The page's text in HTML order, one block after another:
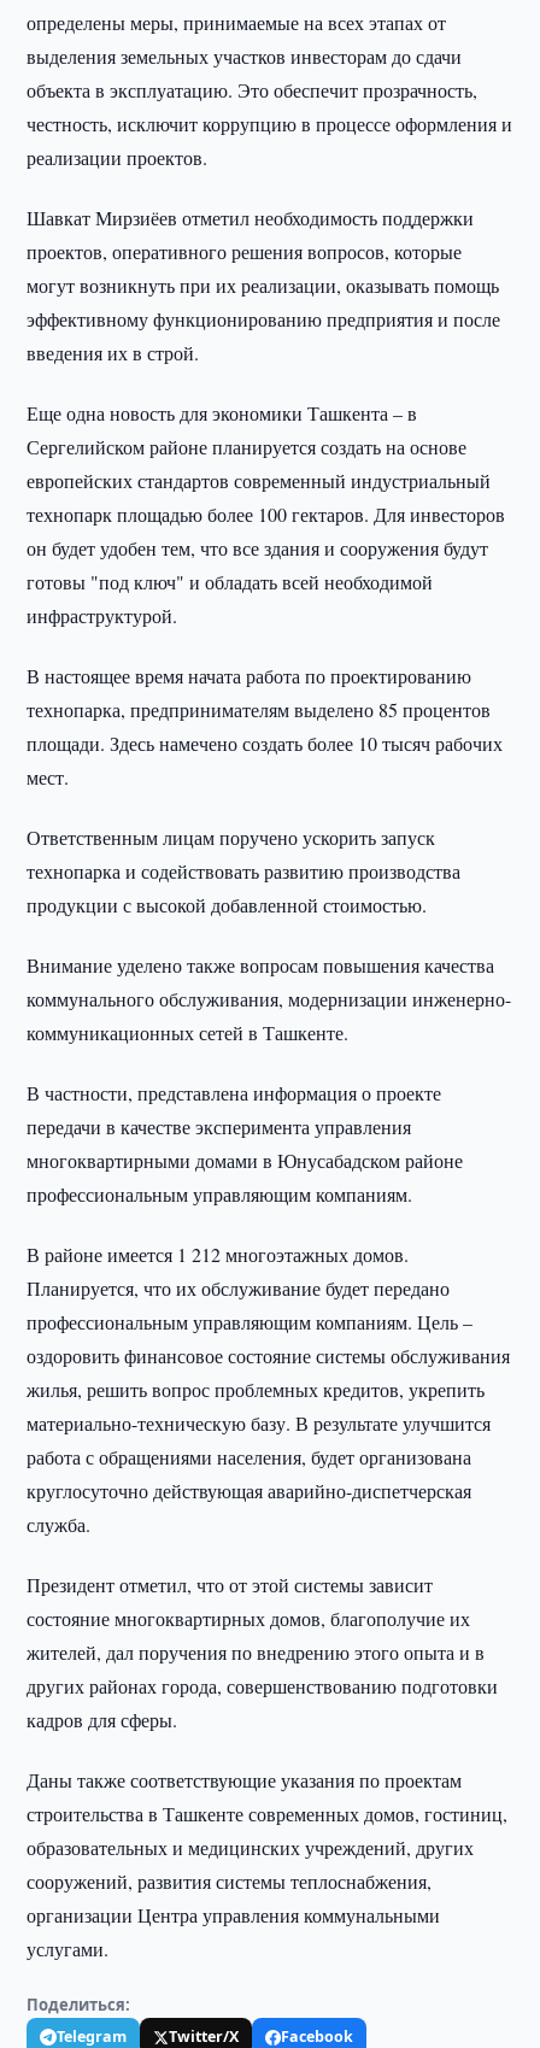
определены меры, принимаемые на всех этапах от
выделения земельных участков инвесторам до сдачи
объекта в эксплуатацию. Это обеспечит прозрачность,
честность, исключит коррупцию в процессе оформления и
реализации проектов.
Шавкат Мирзиёев отметил необходимость поддержки
проектов, оперативного решения вопросов, которые
могут возникнуть при их реализации, оказывать помощь
эффективному функционированию предприятия и после
введения их в строй.
Еще одна новость для экономики Ташкента – в
Сергелийском районе планируется создать на основе
европейских стандартов современный индустриальный
технопарк площадью более 100 гектаров. Для инвесторов
он будет удобен тем, что все здания и сооружения будут
готовы "под ключ" и обладать всей необходимой
инфраструктурой.
В настоящее время начата работа по проектированию
технопарка, предпринимателям выделено 85 процентов
площади. Здесь намечено создать более 10 тысяч рабочих
мест.
Ответственным лицам поручено ускорить запуск
технопарка и содействовать развитию производства
продукции с высокой добавленной стоимостью.
Внимание уделено также вопросам повышения качества
коммунального обслуживания, модернизации инженерно-
коммуникационных сетей в Ташкенте.
В частности, представлена информация о проекте
передачи в качестве эксперимента управления
многоквартирными домами в Юнусабадском районе
профессиональным управляющим компаниям.
В районе имеется 1 212 многоэтажных домов.
Планируется, что их обслуживание будет передано
профессиональным управляющим компаниям. Цель –
оздоровить финансовое состояние системы обслуживания
жилья, решить вопрос проблемных кредитов, укрепить
материально-техническую базу. В результате улучшится
работа с обращениями населения, будет организована
круглосуточно действующая аварийно-диспетчерская
служба.
Президент отметил, что от этой системы зависит
состояние многоквартирных домов, благополучие их
жителей, дал поручения по внедрению этого опыта и в
других районах города, совершенствованию подготовки
кадров для сферы.
Даны также соответствующие указания по проектам
строительства в Ташкенте современных домов, гостиниц,
образовательных и медицинских учреждений, других
сооружений, развития системы теплоснабжения,
организации Центра управления коммунальными
услугами.
Поделиться:
Telegram Twitter/X
Facebook